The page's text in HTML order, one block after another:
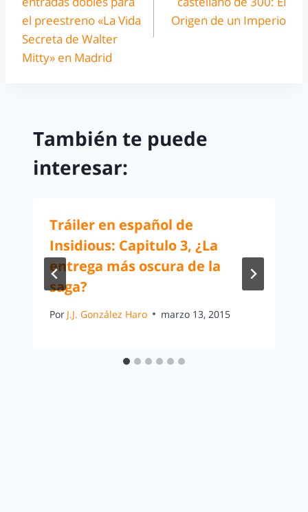
el preestreno «La Vida
Secreta de Walter
Mitty» en Madrid
Origen de un Imperio
También te puede
interesar:
Tráiler en español de
Insidious: Capitulo 3, ¿La
entrega más oscura de la
saga?
Por J.J. González Haro marzo 13, 2015